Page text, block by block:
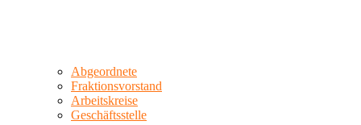
Abgeordnete
Fraktionsvorstand
Arbeitskreise
Geschäftsstelle